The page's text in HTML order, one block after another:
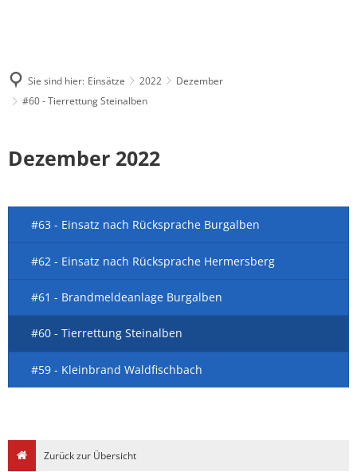
Sie sind hier: Einsätze 2022
Dezember
#60 - Tierrettung Steinalben
Dezember 2022
#63 - Einsatz nach Rücksprache Burgalben
#62 - Einsatz nach Rücksprache Hermersberg
#61 - Brandmeldeanlage Burgalben
#60 - Tierrettung Steinalben
#59 - Kleinbrand Waldfischbach
Zurück zur Übersicht